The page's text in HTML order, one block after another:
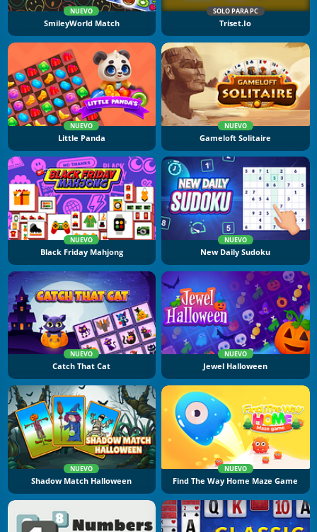
NUEVO
SmileyWorld Match
SOLO PARA PC
Triset.io
NUEVO
Little Panda
NUEVO
Gameloft Solitaire
NUEVO
Black Friday Mahjong
NUEVO
New Daily Sudoku
NUEVO
Catch That Cat
NUEVO
Jewel Halloween
NUEVO
Shadow Match Halloween
NUEVO
Find The Way Home Maze Game